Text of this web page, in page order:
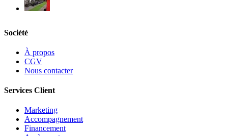
Société
À propos
CGV
Nous contacter
Services Client
Marketing
Accompagnement
Financement